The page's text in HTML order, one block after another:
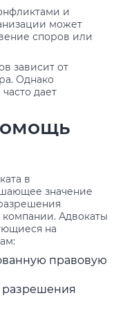
и
может
споров или
зависит от
Однако
дает
в
значение
Адвокаты
на
правовую
разрешения